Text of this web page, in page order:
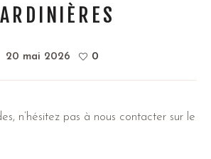
20 mai 2026 0
n’hésitez pas à nous contacter sur le